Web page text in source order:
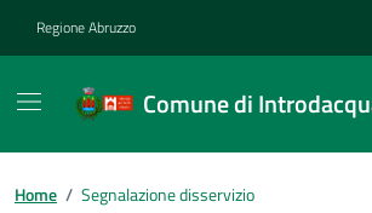
Regione Abruzzo
Comune di
Contenuti in evidenza
Home / Segnalazione disservizio